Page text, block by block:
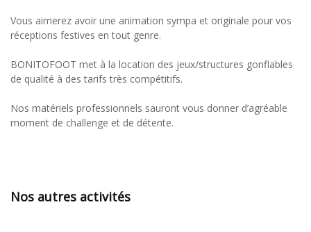
Vous aimerez avoir une animation sympa et originale pour vos
réceptions festives en tout genre.
BONITOFOOT met à la location des jeux/structures gonflables
de qualité à des tarifs très compétitifs.
Nos matériels professionnels sauront vous donner d’agréable
moment de challenge et de détente.
Nos autres activités